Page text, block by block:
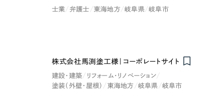
士業 弁護士 東海地方 岐阜県 岐阜市
株式会社馬渕塗工様｜コーポレートサイト
建設・建築
リフォーム・リノベーション
塗装（外壁・屋根）
東海地方 岐阜県 岐阜市